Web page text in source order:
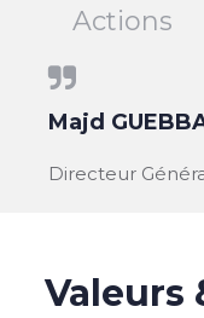
Actions
Majd
Directeur
Valeurs